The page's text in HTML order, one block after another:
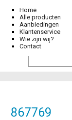
Home
Alle producten
Aanbiedingen
Klantenservice
Wie zijn wij?
Contact
867769